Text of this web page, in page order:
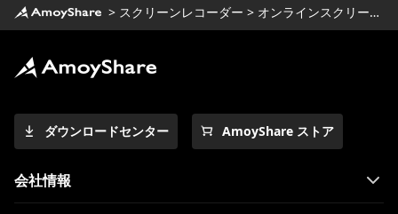
> スクリーンレコーダー > オンラインスクリーンレコーダー
ダウンロードセンター AmoyShare ストア
会社情報